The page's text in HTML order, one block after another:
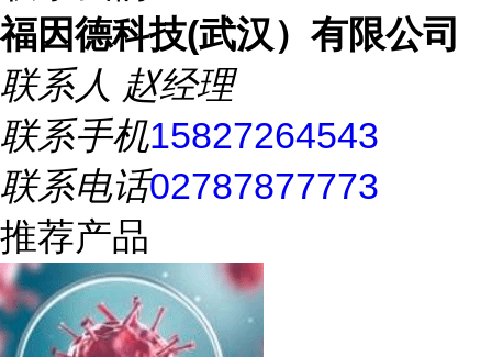
福因德科技(武汉）有限公司
联系人 赵经理
联系手机15827264543
联系电话02787877773
推荐产品